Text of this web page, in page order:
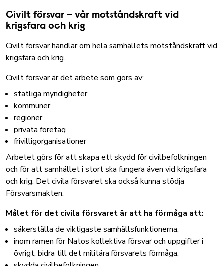
Civilt försvar – vår motståndskraft vid
krigsfara och krig
Civilt försvar handlar om hela samhällets motståndskraft vid
krigsfara och krig.
Civilt försvar är det arbete som görs av:
statliga myndigheter
kommuner
regioner
privata företag
frivilligorganisationer
Arbetet görs för att skapa ett skydd för civilbefolkningen
och för att samhället i stort ska fungera även vid krigsfara
och krig. Det civila försvaret ska också kunna stödja
Försvarsmakten.
Målet för det civila försvaret är att ha förmåga att:
säkerställa de viktigaste samhällsfunktionerna,
inom ramen för Natos kollektiva försvar och uppgifter i
övrigt, bidra till det militära försvarets förmåga,